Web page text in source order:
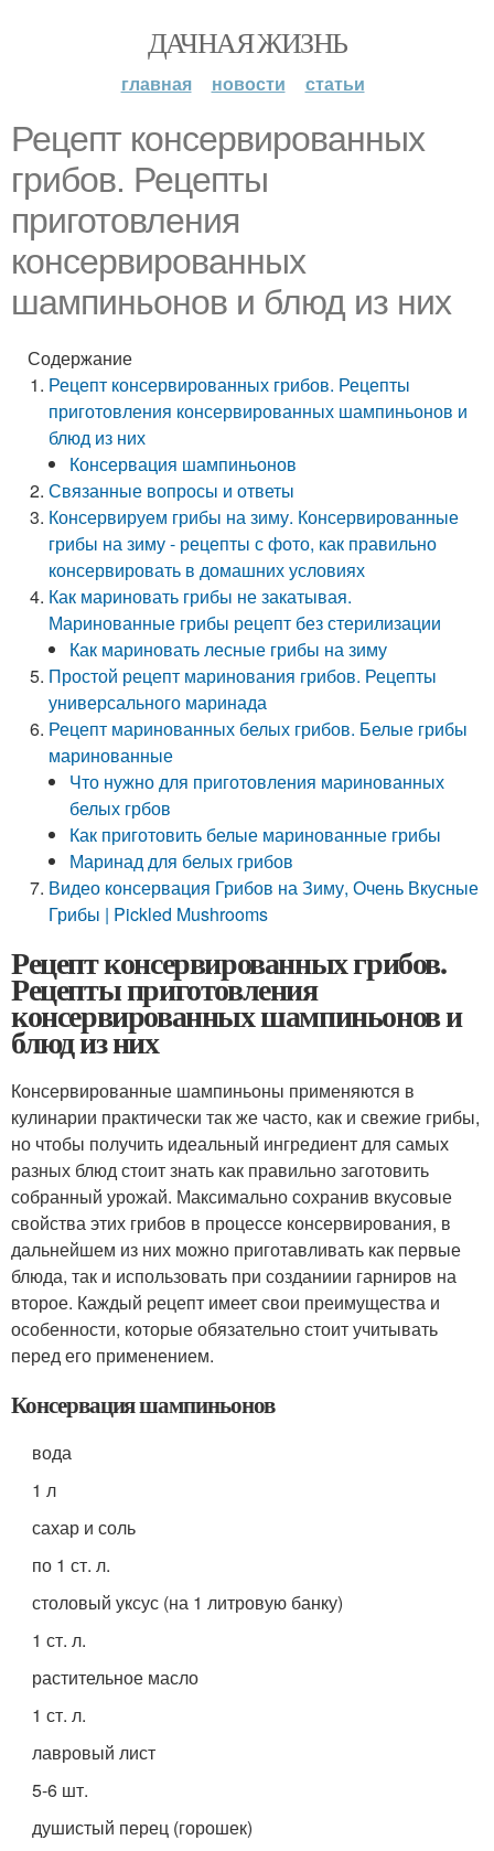
ДАЧНАЯ ЖИЗНЬ
главная новости статьи
Рецепт консервированных
грибов. Рецепты
приготовления
консервированных
шампиньонов и блюд из них
Содержание
Рецепт консервированных грибов. Рецепты
приготовления консервированных шампиньонов и
блюд из них
Консервация шампиньонов
Связанные вопросы и ответы
Консервируем грибы на зиму. Консервированные
грибы на зиму - рецепты с фото, как правильно
консервировать в домашних условиях
Как мариновать грибы не закатывая.
Маринованные грибы рецепт без стерилизации
Как мариновать лесные грибы на зиму
Простой рецепт маринования грибов. Рецепты
универсального маринада
Рецепт маринованных белых грибов. Белые грибы
маринованные
Что нужно для приготовления маринованных
белых грбов
Как приготовить белые маринованные грибы
Маринад для белых грибов
Видео консервация Грибов на Зиму, Очень Вкусные
Грибы | Pickled Mushrooms
Рецепт консервированных грибов.
Рецепты приготовления
консервированных шампиньонов и
блюд из них
Консервированные шампиньоны применяются в
кулинарии практически так же часто, как и свежие грибы,
но чтобы получить идеальный ингредиент для самых
разных блюд стоит знать как правильно заготовить
собранный урожай. Максимально сохранив вкусовые
свойства этих грибов в процессе консервирования, в
дальнейшем из них можно приготавливать как первые
блюда, так и использовать при созданиии гарниров на
второе. Каждый рецепт имеет свои преимущества и
особенности, которые обязательно стоит учитывать
перед его применением.
Консервация шампиньонов
вода
1 л
сахар и соль
по 1 ст. л.
столовый уксус (на 1 литровую банку)
1 ст. л.
растительное масло
1 ст. л.
лавровый лист
5-6 шт.
душистый перец (горошек)